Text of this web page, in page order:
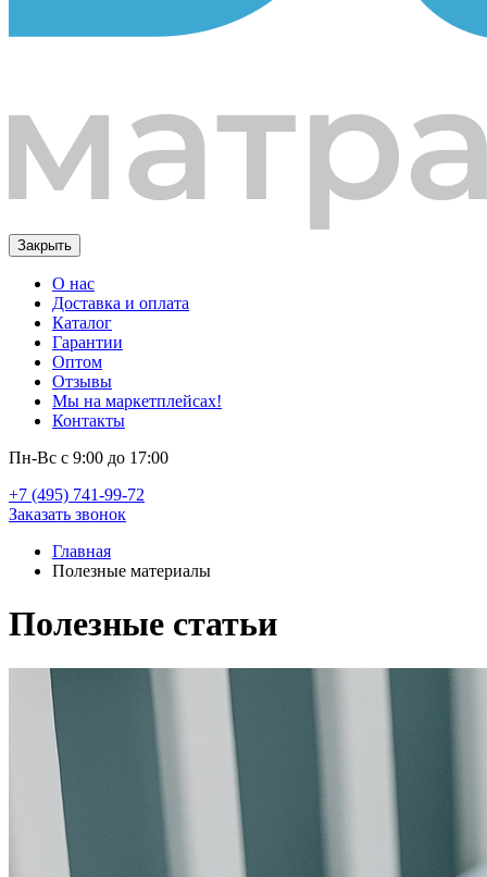
Закрыть
О нас
Доставка и оплата
Каталог
Гарантии
Оптом
Отзывы
Мы на маркетплейсах!
Контакты
Пн-Вс с 9:00 до 17:00
+7 (495) 741-99-72
Заказать звонок
Главная
Полезные материалы
Полезные статьи